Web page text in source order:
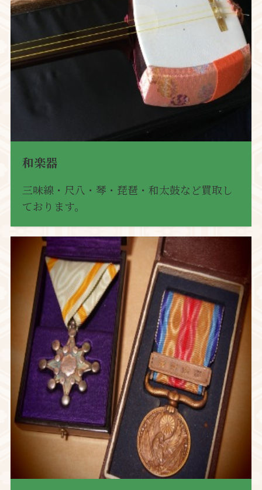
和楽器
三味線・尺八・琴・琵琶・和太鼓など買取し
ております。